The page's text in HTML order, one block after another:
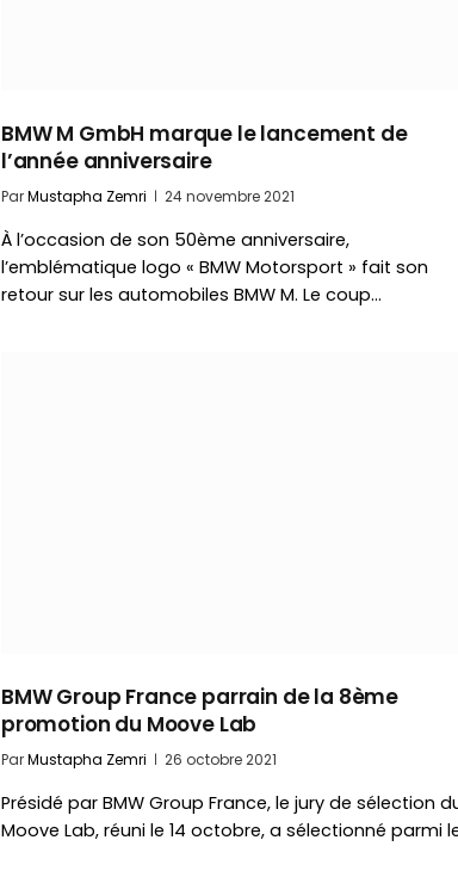
BMW M GmbH marque le lancement de
l’année anniversaire
ParMustapha Zemri 24 novembre 2021
À l’occasion de son 50ème anniversaire,
l’emblématique logo « BMW Motorsport » fait son
retour sur les automobiles BMW M. Le coup…
BMW Group France parrain de la 8ème
promotion du Moove Lab
ParMustapha Zemri 26 octobre 2021
Présidé par BMW Group France, le jury de sélection
Moove Lab, réuni le 14 octobre, a sélectionné parmi